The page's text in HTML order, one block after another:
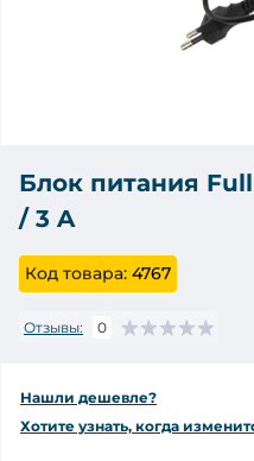
Блок питания Full
/ 3 A
Код товара: 4767
Отзывы: 0
Нашли дешевле?
Хотите узнать, когда